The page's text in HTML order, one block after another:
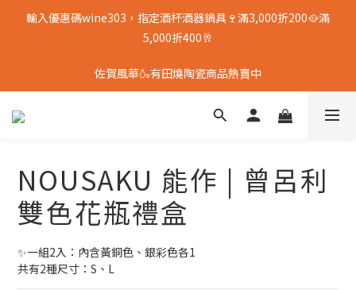
輸入優惠碼wine303，指定酒杯酒器鍋具🍷滿3,000折200🥘滿
5,000折400🥂
佐賀風華🍶有田燒陶瓷商品熱賣中
NOUSAKU 能作 | 曾呂利
雙色花瓶禮盒
✨一組2入：內含黃銅色、銀彩色各1
共有2種尺寸：S、L